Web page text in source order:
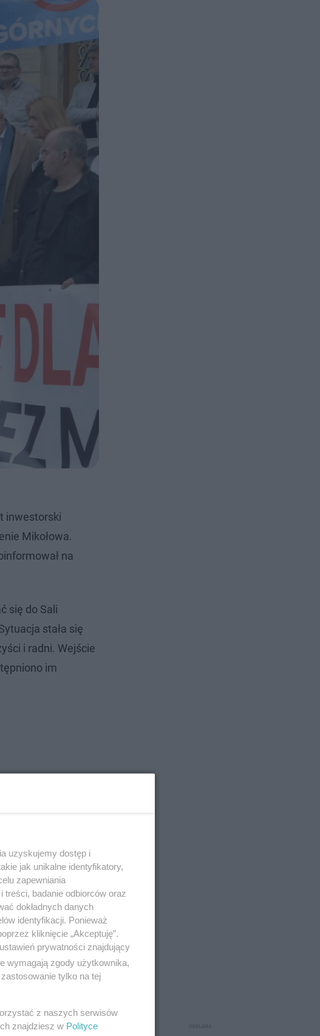
inwestorski
Mikołowa.
na
się do Sali
stała się
i radni. Wejście
im
uzyskujemy dostęp i
jak unikalne identyfikatory,
zapewniania
badanie odbiorców oraz
dokładnych danych
identyfikacji. Ponieważ
kliknięcie „Akceptuję”.
prywatności znajdujący
wymagają zgody użytkownika,
tylko na tej
z naszych serwisów
znajdziesz w Polityce